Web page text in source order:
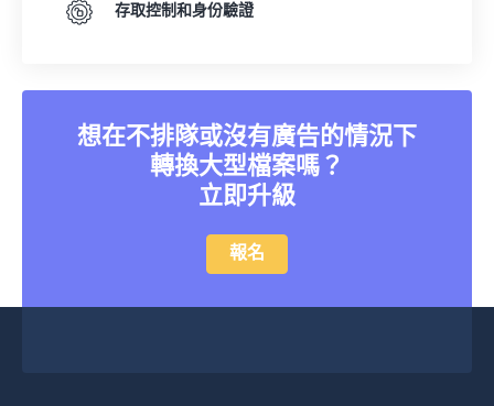
存取控制和身份驗證
想在不排隊或沒有廣告的情況下
轉換大型檔案嗎？
立即升級
報名